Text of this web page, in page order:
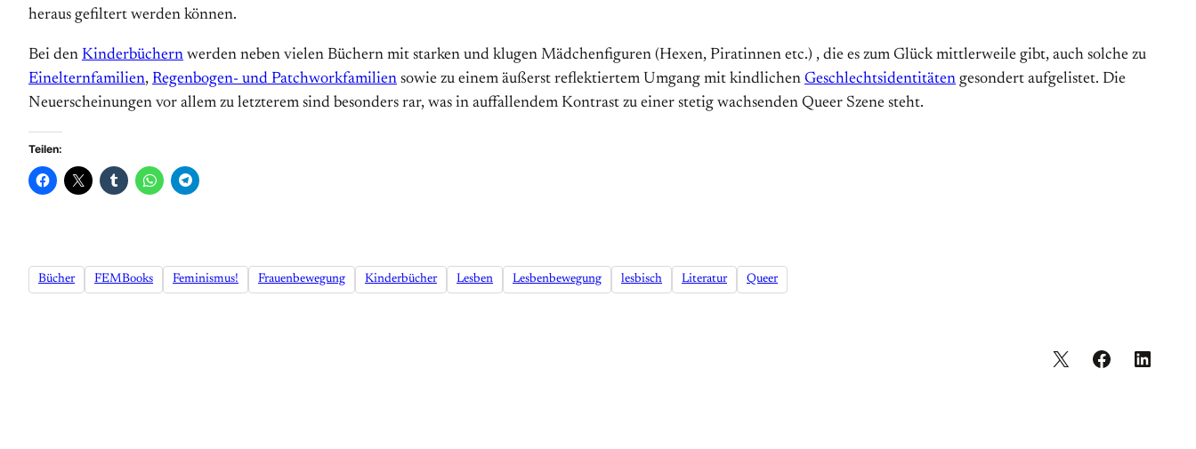
heraus gefiltert werden können.
Bei den Kinderbüchern werden neben vielen Büchern mit starken und klugen Mädchenfiguren (Hexen, Piratinnen etc.) , die es zum Glück mittlerweile gibt, auch solche zu
Einelternfamilien, Regenbogen- und Patchworkfamilien sowie zu einem äußerst reflektiertem Umgang mit kindlichen Geschlechtsidentitäten gesondert aufgelistet. Die
Neuerscheinungen vor allem zu letzterem sind besonders rar, was in auffallendem Kontrast zu einer stetig wachsenden Queer Szene steht.
Teilen:
Bücher FEMBooks Feminismus! Frauenbewegung Kinderbücher Lesben Lesbenbewegung lesbisch Literatur Queer